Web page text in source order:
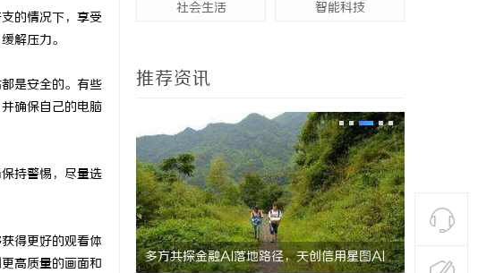
的情况下，享受
解压力。
是安全的。有些
确保自己的电脑
持警惕，尽量选
得更好的观看体
高质量的画面和
社会生活 智能科技
推荐资讯
件开发商，究竟藏着 多方共探金融AI落地路径，天创信用星图AI 贝净 AC